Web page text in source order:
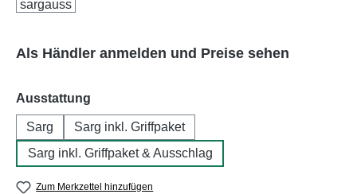
Als Händler anmelden und Preise sehen
Ausstattung
Sarg
Sarg inkl. Griffpaket
Sarg inkl. Griffpaket & Ausschlag
Zum Merkzettel hinzufügen